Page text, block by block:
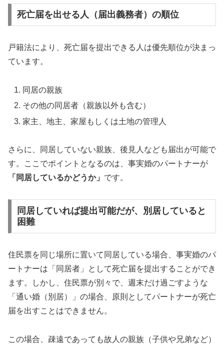
死亡届を出せる人（届出義務者）の順位
戸籍法により、死亡届を提出できる人は優先順位が決まっ
ています。
同居の親族
その他の同居者（親族以外も含む）
家主、地主、家屋もしくは土地の管理人
さらに、同居していない親族、後見人なども届出が可能で
す。ここでポイントとなるのは、事実婚のパートナーが
「同居しているかどうか」 です。
同居していれば提出可能だが、別居していると
困難
住民票を同じ場所に置いて同居している場合、事実婚のパ
ートナーは「同居者」として死亡届を提出することができ
ます。しかし、住民票が別々で、週末だけ過ごすような
「通い婚（別居）」の場合、原則としてパートナーが死亡
届を出すことはできません。
この場合、疎遠であっても故人の親族（子供や兄弟など）